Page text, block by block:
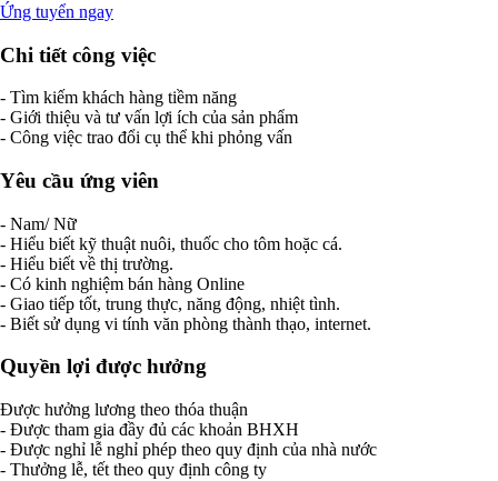
Ứng tuyển ngay
Chi tiết công việc
- Tìm kiếm khách hàng tiềm năng
- Giới thiệu và tư vấn lợi ích của sản phẩm
- Công việc trao đổi cụ thể khi phỏng vấn
Yêu cầu ứng viên
- Nam/ Nữ
- Hiểu biết kỹ thuật nuôi, thuốc cho tôm hoặc cá.
- Hiểu biết về thị trường.
- Có kinh nghiệm bán hàng Online
- Giao tiếp tốt, trung thực, năng động, nhiệt tình.
- Biết sử dụng vi tính văn phòng thành thạo, internet.
Quyền lợi được hưởng
Được hưởng lương theo thóa thuận
- Được tham gia đầy đủ các khoản BHXH
- Được nghỉ lễ nghỉ phép theo quy định của nhà nước
- Thưởng lễ, tết theo quy định công ty